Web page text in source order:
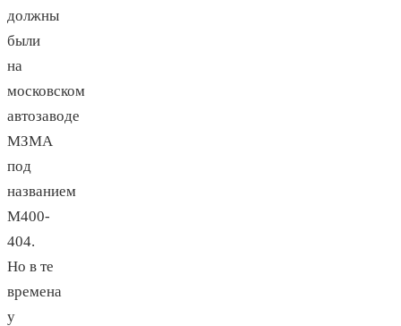
должны
были
на
московском
автозаводе
МЗМА
под
названием
М400-
404.
Но в те
времена
у